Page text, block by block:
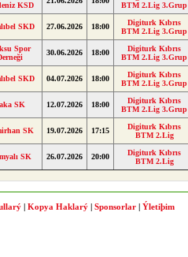
KSD
BTM 2.Lig 3.Grup
SKD 27.06.2026 18:00
Digiturk Kıbrıs
BTM 2.Lig 3.Grup
Spor
30.06.2026 18:00
Digiturk Kıbrıs
BTM 2.Lig 3.Grup
SKD 04.07.2026 18:00
Digiturk Kıbrıs
BTM 2.Lig 3.Grup
SK 12.07.2026 18:00
Digiturk Kıbrıs
BTM 2.Lig 3.Grup
SK 19.07.2026 17:15
Digiturk Kıbrıs
BTM 2.Lig
SK 26.07.2026 20:00
Digiturk Kıbrıs
BTM 2.Lig
Kopya Haklarý Sponsorlar
Ýletiþim